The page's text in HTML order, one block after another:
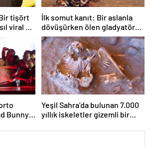
tişört
viral bir
İlk somut kanıt: Bir aslanla
dövüşürken ölen gladyatörün
iskeleti bulundu
Bunny
Yeşil Sahra’da bulunan 7.000
yıllık iskeletler gizemli bir